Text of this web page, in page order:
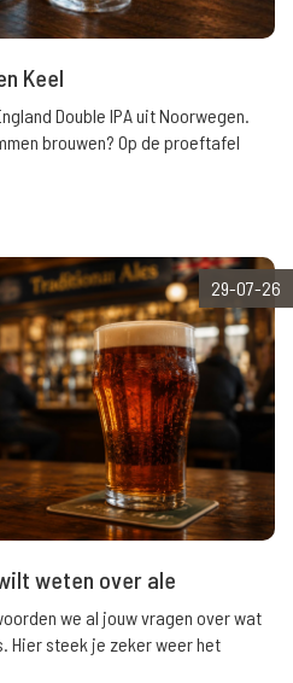
Keel
Double IPA uit Noorwegen.
brouwen? Op de proeftafel
29-07-26
weten over ale
we al jouw vragen over wat
Hier steek je zeker weer het